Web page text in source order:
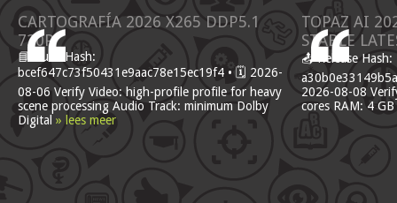
CARTOGRAFÍA 2026 X265 DDP5.1
720P
📘 Build Hash:
bcef647c73f50431e9aac78e15ec19f4 • 🗓 2026-
08-06 Verify Video: high-profile profile for heavy
scene processing Audio Track: minimum Dolby
Digital » lees meer
TOPAZ AI
STABLE
📤 Release Hash:
2026-08-08
cores RAM: 4